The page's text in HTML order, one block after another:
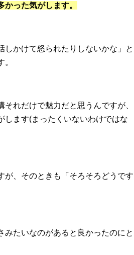
った気がします。
しかけて怒られたりしないかな」と
れだけで魅力だと思うんですが、
します(まったくいないわけではな
が、そのときも「そろそろどうです
たいなのがあると良かったのにと